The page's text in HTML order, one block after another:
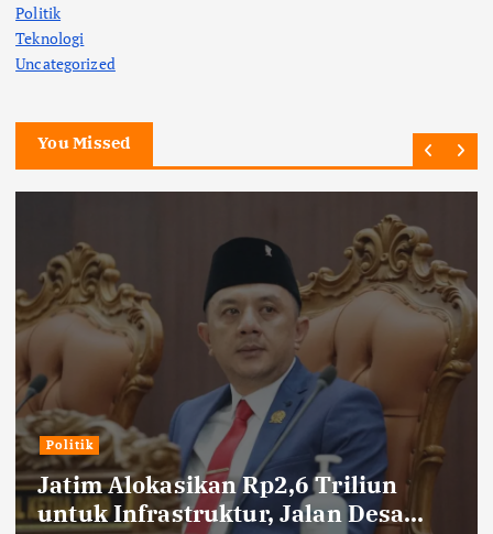
Politik
Teknologi
Uncategorized
You Missed
Politik
Jatim Alokasikan Rp2,6 Triliun
untuk Infrastruktur, Jalan Desa